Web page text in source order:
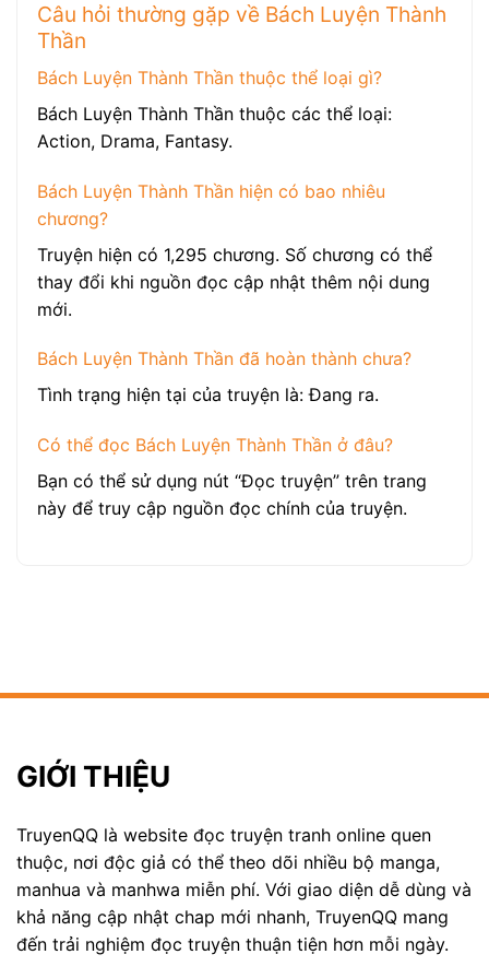
Câu hỏi thường gặp về Bách Luyện Thành
Thần
Bách Luyện Thành Thần thuộc thể loại gì?
Bách Luyện Thành Thần thuộc các thể loại:
Action, Drama, Fantasy.
Bách Luyện Thành Thần hiện có bao nhiêu
chương?
Truyện hiện có 1,295 chương. Số chương có thể
thay đổi khi nguồn đọc cập nhật thêm nội dung
mới.
Bách Luyện Thành Thần đã hoàn thành chưa?
Tình trạng hiện tại của truyện là: Đang ra.
Có thể đọc Bách Luyện Thành Thần ở đâu?
Bạn có thể sử dụng nút “Đọc truyện” trên trang
này để truy cập nguồn đọc chính của truyện.
GIỚI THIỆU
TruyenQQ là website đọc truyện tranh online quen
thuộc, nơi độc giả có thể theo dõi nhiều bộ manga,
manhua và manhwa miễn phí. Với giao diện dễ dùng và
khả năng cập nhật chap mới nhanh, TruyenQQ mang
đến trải nghiệm đọc truyện thuận tiện hơn mỗi ngày.